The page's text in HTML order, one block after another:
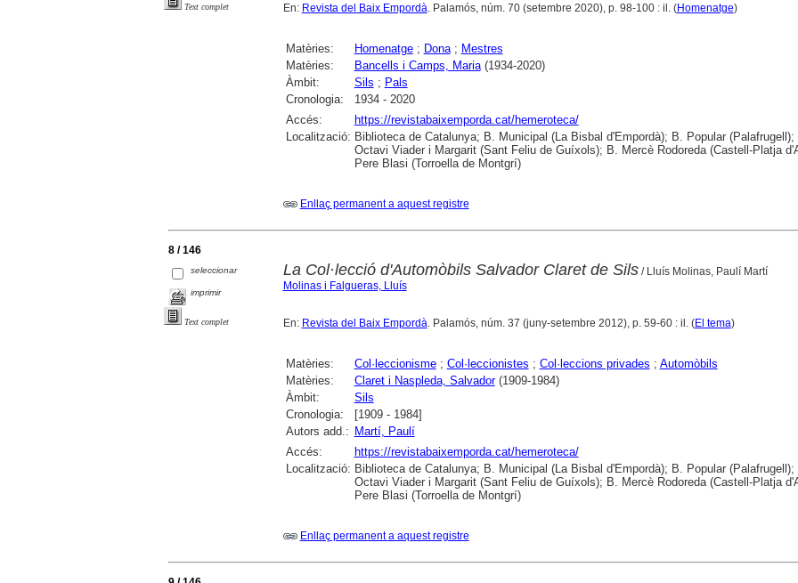
Text complet En: Revista del Baix Empordà . Palamós, núm. 70 (setembre 2020), p. 98-100 : il. (Homenatge)
Matèries: Homenatge; Dona; Mestres
Matèries:
Bancells i Camps, Maria(1934-2020)
Àmbit:
Sils ; Pals
Cronologia:
1934 - 2020
Accés:
https://revistabaixemporda.cat/hemeroteca/
Localització: Biblioteca de Catalunya; B. Municipal (La Bisbal d'Empordà); B. Popular (Palafrugell);
Octavi Viader i Margarit (Sant Feliu de Guíxols); B. Mercè Rodoreda (Castell-Platja
Pere Blasi (Torroella de Montgrí)
Enllaç permanent a aquest registre
8 / 146
seleccionar
imprimir
Text complet
La Col·lecció d'Automòbils Salvador Claret de Sils/ Lluís Molinas, Paulí Martí
Molinas i Falgueras, Lluís
En: Revista del Baix Empordà . Palamós, núm. 37 (juny-setembre 2012), p. 59-60 : il. (El tema)
Matèries: Col·leccionisme; Col·leccionistes ; Col·leccions privades ; Automòbils
Matèries:
Claret i Naspleda, Salvador(1909-1984)
Àmbit:
Sils
Cronologia:
[1909 - 1984]
Autors add.: Martí, Paulí
Accés:
https://revistabaixemporda.cat/hemeroteca/
Localització: Biblioteca de Catalunya; B. Municipal (La Bisbal d'Empordà); B. Popular (Palafrugell);
Octavi Viader i Margarit (Sant Feliu de Guíxols); B. Mercè Rodoreda (Castell-Platja
Pere Blasi (Torroella de Montgrí)
Enllaç permanent a aquest registre